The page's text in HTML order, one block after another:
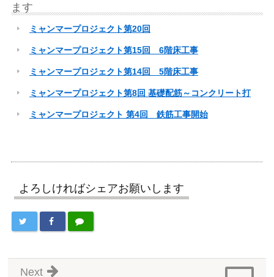
ます
ミャンマープロジェクト第20回
ミャンマープロジェクト第15回 6階床工事
ミャンマープロジェクト第14回 5階床工事
ミャンマープロジェクト第8回 基礎配筋～コンクリート打
ミャンマープロジェクト 第4回 鉄筋工事開始
よろしければシェアお願いします
Next